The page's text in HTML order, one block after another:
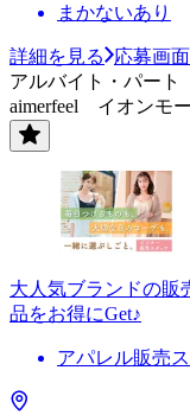
まかないあり
詳細を見る
応募画
アルバイト・パート
aimerfeel イオンモ
大人気ブランドの
品をお得にGet♪
アパレル販売